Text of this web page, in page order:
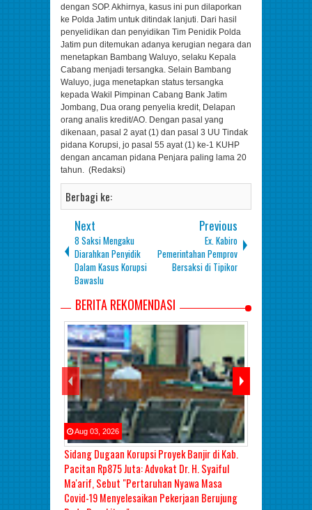
dengan SOP. Akhirnya, kasus ini pun dilaporkan
ke Polda Jatim untuk ditindak lanjuti. Dari hasil
penyelidikan dan penyidikan Tim Penidik Polda
Jatim pun ditemukan adanya kerugian negara dan
menetapkan Bambang Waluyo, selaku Kepala
Cabang menjadi tersangka. Selain Bambang
Waluyo, juga menetapkan status tersangka
kepada Wakil Pimpinan Cabang Bank Jatim
Jombang, Dua orang penyelia kredit, Delapan
orang analis kredit/AO. Dengan pasal yang
dikenaan, pasal 2 ayat (1) dan pasal 3 UU Tindak
pidana Korupsi, jo pasal 55 ayat (1) ke-1 KUHP
dengan ancaman pidana Penjara paling lama 20
tahun. (Redaksi)
Berbagi ke:
Next
8 Saksi Mengaku
Diarahkan Penyidik
Dalam Kasus Korupsi
Bawaslu
Previous
Ex. Kabiro
Pemerintahan Pemprov
Bersaksi di Tipikor
BERITA REKOMENDASI
Sidang Dugaan Korupsi Proyek Banjir di Kab.
Pacitan Rp875 Juta: Advokat Dr. H. Syaiful
Ma'arif, Sebut "Pertaruhan Nyawa Masa
Covid-19 Menyelesaikan Pekerjaan Berujung
Aug 03 2026